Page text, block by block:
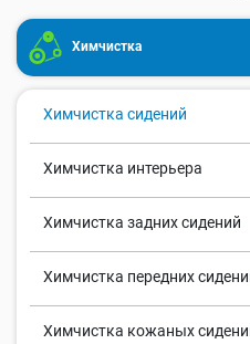
Химчистка
Химчистка сидений
Химчистка интерьера
Химчистка задних сидений
Химчистка передних
Химчистка кожаных